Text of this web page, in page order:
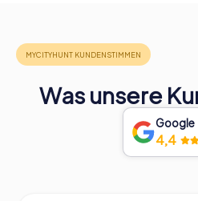
Was unsere
Google
4,4